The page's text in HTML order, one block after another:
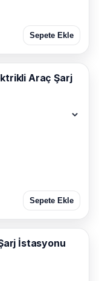
Sepete Ekle
Araç Şarj
Sepete Ekle
İstasyonu